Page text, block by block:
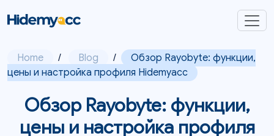
Home / Blog /
Обзор Rayobyte: функции,
цены и настройка профиля Hidemyacc
Обзор Rayobyte: функции,
цены и настройка профиля